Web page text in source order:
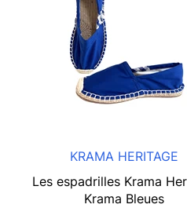
KRAMA HERITAGE
Les espadrilles Krama
Krama Bleues